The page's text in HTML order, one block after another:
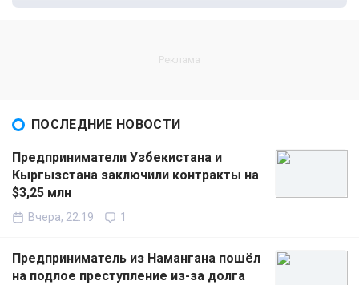
ПОСЛЕДНИЕ НОВОСТИ
Предприниматели Узбекистана и
Кыргызстана заключили контракты на
$3,25 млн
Вчера, 22:19 1
Предприниматель из Намангана пошёл
на подлое преступление из-за долга